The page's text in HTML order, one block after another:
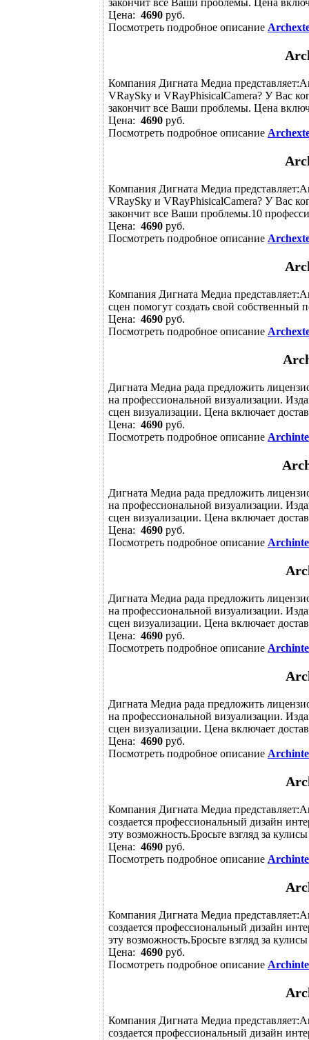
закончит все Ваши проблемы. Цена
Цена: 4690 руб.
Посмотреть подробное описание
Компания Дигната Медиа
VRaySky и VRayPhisicalCamera? У Вас
закончит все Ваши проблемы. Цена
Цена: 4690 руб.
Посмотреть подробное описание
Компания Дигната Медиа
VRaySky и VRayPhisicalCamera? У Вас
закончит все Ваши проблемы.10
Цена: 4690 руб.
Посмотреть подробное описание
Компания Дигната Медиа
сцен помогут создать свой собственный
Цена: 4690 руб.
Посмотреть подробное описание
Дигната Медиа рада предложить
на профессиональной визуализации.
сцен визуализации. Цена включает
Цена: 4690 руб.
Посмотреть подробное описание
Дигната Медиа рада предложить
на профессиональной визуализации.
сцен визуализации. Цена включает
Цена: 4690 руб.
Посмотреть подробное описание
Дигната Медиа рада предложить
на профессиональной визуализации.
сцен визуализации. Цена включает
Цена: 4690 руб.
Посмотреть подробное описание
Дигната Медиа рада предложить
на профессиональной визуализации.
сцен визуализации. Цена включает
Цена: 4690 руб.
Посмотреть подробное описание
Компания Дигната Медиа
создается профессиональный дизайн
эту возможность.Бросьте взгляд за
Цена: 4690 руб.
Посмотреть подробное описание
Компания Дигната Медиа
создается профессиональный дизайн
эту возможность.Бросьте взгляд за
Цена: 4690 руб.
Посмотреть подробное описание
Компания Дигната Медиа
создается профессиональный дизайн